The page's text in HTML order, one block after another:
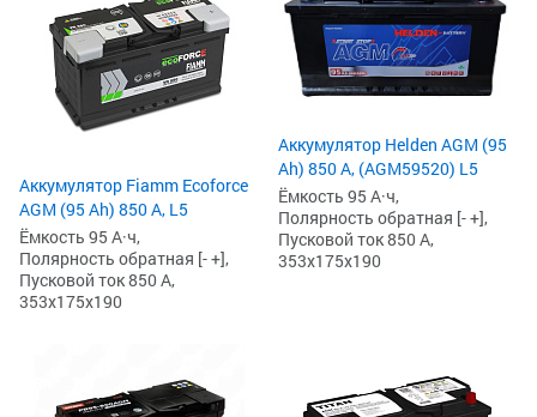
Аккумулятор Fiamm Ecoforce
AGM (95 Ah) 850 A, L5
Ёмкость 95 А·ч,
Полярность обратная [- +],
Пусковой ток 850 А,
353x175x190
Аккумулятор Helden AGM (95
Ah) 850 А, (AGM59520) L5
Ёмкость 95 А·ч,
Полярность обратная [- +],
Пусковой ток 850 А,
353x175x190